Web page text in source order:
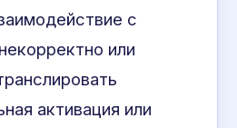
с
или
активация или